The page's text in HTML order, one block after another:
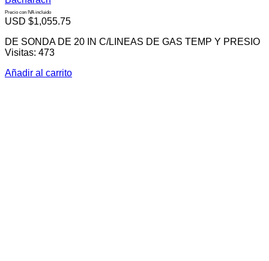
Precio con IVA incluido
USD $1,055.75
DE SONDA DE 20 IN C/LINEAS DE GAS TEMP Y PRESIO
Visitas: 473
Añadir al carrito